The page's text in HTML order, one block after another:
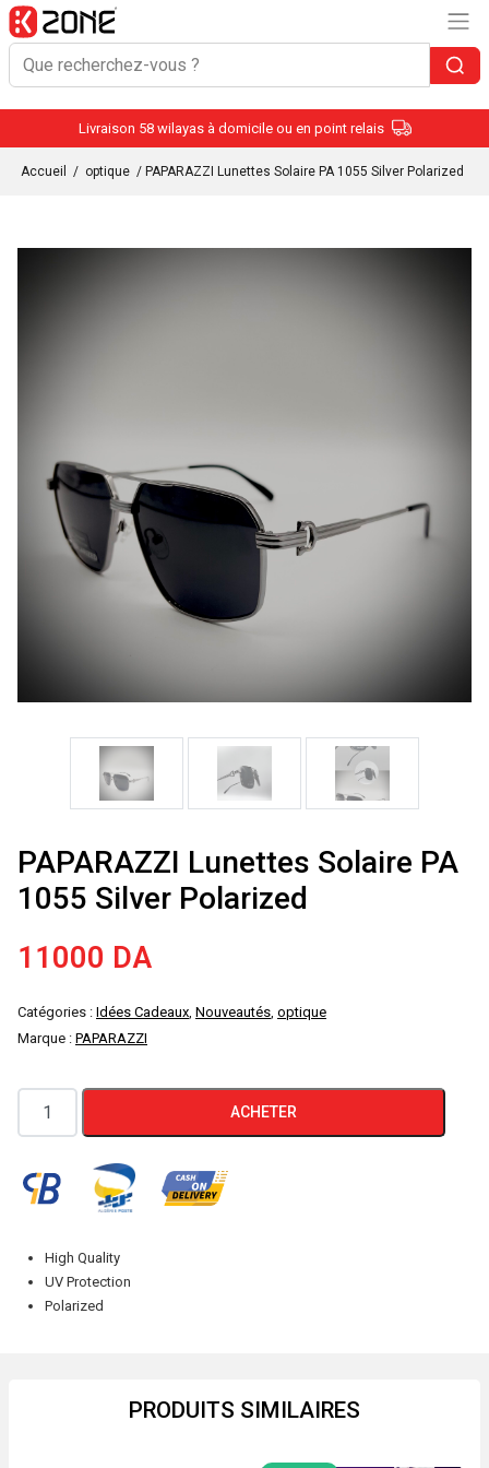
Livraison 58 wilayas à domicile ou en point relais
Accueil / optique / PAPARAZZI Lunettes Solaire PA 1055 Silver Polarized
PAPARAZZI Lunettes Solaire PA
1055 Silver Polarized
11000 DA
Catégories : Idées Cadeaux, Nouveautés, optique
Marque : PAPARAZZI
quantité
de
PAPARAZZI
Lunettes
1055
Silver
ACHETER
High Quality
UV Protection
Polarized
PRODUITS SIMILAIRES